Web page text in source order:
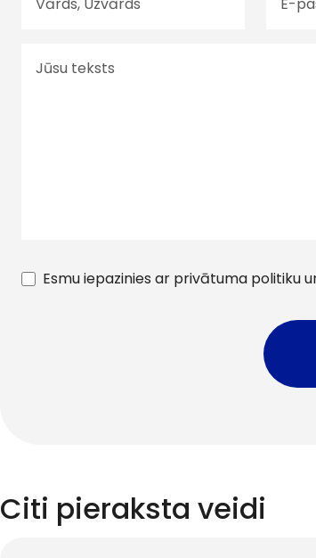
Esmu iepazinies ar privātuma politiku
Citi pieraksta veidi